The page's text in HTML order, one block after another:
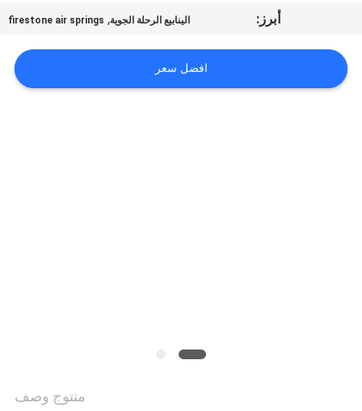
اقتباس
خريطة
أبرز: الينابيع الرحلة الجوية,
firestone air springs
افضل سعر
منتوج وصف